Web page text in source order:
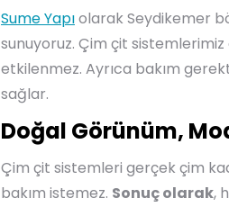
Sume Yapıolarak Seydikemer
sunuyoruz. Çim çit
etkilenmez. Ayrıca bakım
sağlar.
Doğal Görünüm,
Çim çit sistemleri gerçek çim
bakım istemez. Sonuç olarak,